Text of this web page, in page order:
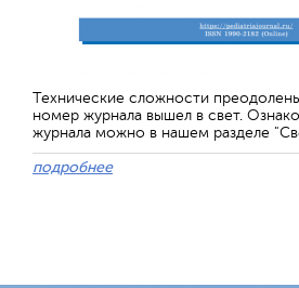
Технические сложности
номер журнала вышел в свет.
журнала можно в нашем разделе
подробнее